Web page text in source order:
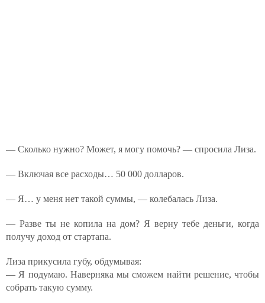
— Сколько нужно? Может, я могу помочь? — спросила Лиза.
— Включая все расходы… 50 000 долларов.
— Я… у меня нет такой суммы, — колебалась Лиза.
— Разве ты не копила на дом? Я верну тебе деньги, когда
получу доход от стартапа.
Лиза прикусила губу, обдумывая:
— Я подумаю. Наверняка мы сможем найти решение, чтобы
собрать такую сумму.